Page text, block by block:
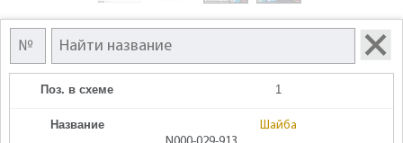
Поз. в схеме 1
Название
Шайба